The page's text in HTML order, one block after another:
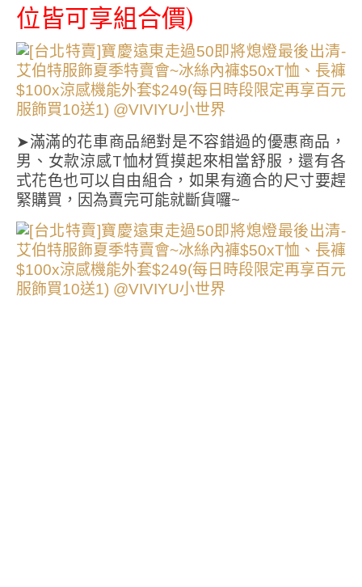
位皆可享組合價)
➤滿滿的花車商品絕對是不容錯過的優惠商品，
男、女款涼感T恤材質摸起來相當舒服，還有各
式花色也可以自由組合，如果有適合的尺寸要趕
緊購買，因為賣完可能就斷貨囉~